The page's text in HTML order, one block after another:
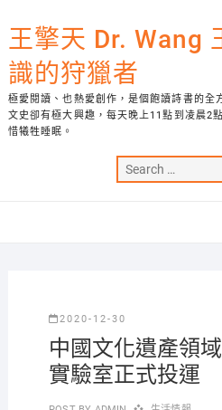
to
content
王擎天 Dr. Wang
識的狩獵者
極愛閱讀、也熱愛創作，是個飽讀詩書的全
文史卻有極大興趣，每天晚上11點到凌晨2
惜犧牲睡眠。
2020-12-30
中國文化遺產領
實驗室正式投運